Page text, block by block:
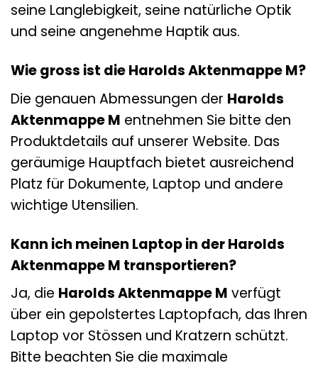
seine Langlebigkeit, seine natürliche Optik
und seine angenehme Haptik aus.
Wie gross ist die Harolds Aktenmappe M?
Die genauen Abmessungen der Harolds
Aktenmappe M entnehmen Sie bitte den
Produktdetails auf unserer Website. Das
geräumige Hauptfach bietet ausreichend
Platz für Dokumente, Laptop und andere
wichtige Utensilien.
Kann ich meinen Laptop in der Harolds
Aktenmappe M transportieren?
Ja, die Harolds Aktenmappe M verfügt
über ein gepolstertes Laptopfach, das Ihren
Laptop vor Stössen und Kratzern schützt.
Bitte beachten Sie die maximale